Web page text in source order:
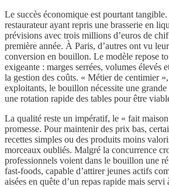
Le succès économique est pourtant
restaurateur ayant repris une brasserie en
prévisions avec trois millions d’euros de
première année. À Paris, d’autres ont vu
conversion en bouillon. Le modèle repose
exigeante : marges serrées, volumes élevés
la gestion des coûts. « Métier de centimier
exploitants, le bouillon nécessite une grande
une rotation rapide des tables pour être
La qualité reste un impératif, le « fait
promesse. Pour maintenir des prix bas,
recettes simples ou des produits moins
morceaux oubliés. Malgré la concurrence
professionnels voient dans le bouillon une
fast-foods, capable d’attirer jeunes actifs
aisées en quête d’un repas rapide mais servi